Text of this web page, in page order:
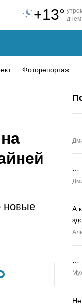
+13° днем
Фоторепортаж
новые
А